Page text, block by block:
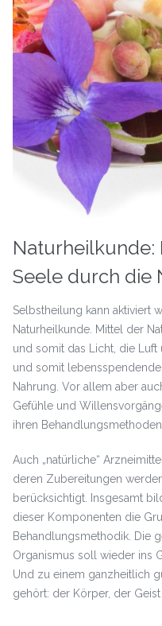
Naturheilkunde:
Seele durch die
Selbstheilung kann aktiviert
Naturheilkunde. Mittel der
und somit das Licht, die
und somit
Nahrung. Vor allem aber
Gefühle und
ihren Behandlungsmethoden
Auch „natürliche“
deren Zubereitungen
berücksichtigt. Insgesamt
dieser Komponenten die
Behandlungsmethodik. Die
Organismus soll wieder ins
Und zu einem ganzheitlich
gehört: der Körper, der Geist